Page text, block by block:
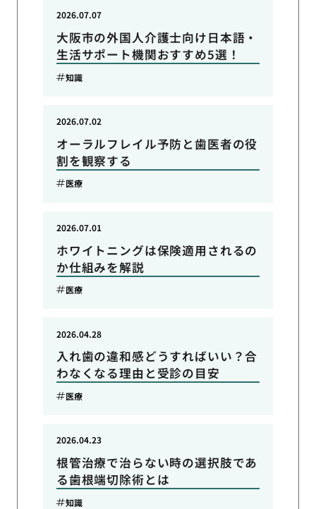
大阪市の外国人介護士向け日本語・
生活サポート機関おすすめ5選！
2026.07.07
知識
オーラルフレイル予防と歯医者の役
割を観察する
2026.07.02
医療
ホワイトニングは保険適用されるの
か仕組みを解説
2026.07.01
医療
入れ歯の違和感どうすればいい？合
わなくなる理由と受診の目安
2026.04.28
医療
根管治療で治らない時の選択肢であ
る歯根端切除術とは
2026.04.23
知識